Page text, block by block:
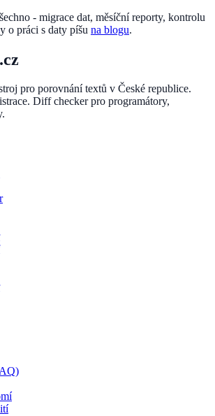
- migrace dat, měsíční reporty, kontrolu
o práci s daty píšu na blogu.
pro porovnání textů v České republice.
Diff checker pro programátory,